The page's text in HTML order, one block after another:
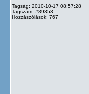
Tagság: 2010-10-17 08:57:28
Tagszám: #89353
Hozzászólások: 767